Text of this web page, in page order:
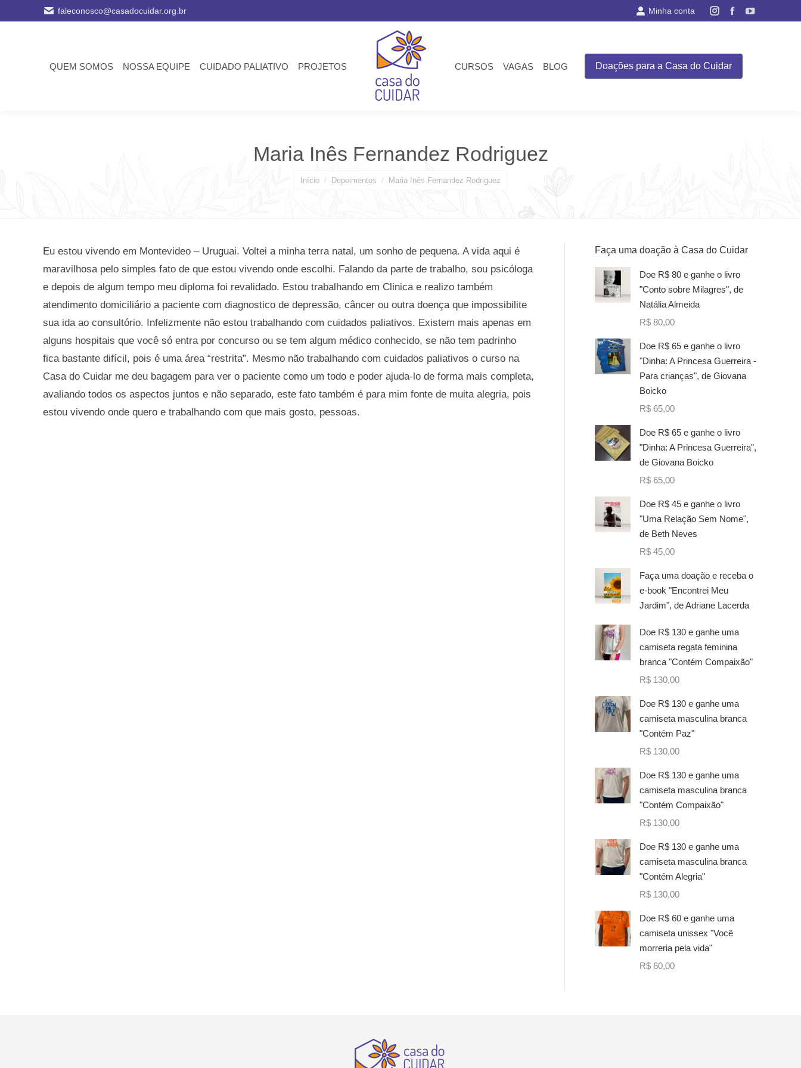
faleconosco@casadocuidar.org.br Minha conta
Instagram
in
new
Facebook
in
new
YouTube
QUEM SOMOS NOSSA EQUIPE CUIDADO PALIATIVO PROJETOS CURSOS VAGAS BLOG Doações para a Casa do Cuidar
Maria Inês Fernandez Rodriguez
Você está aqui:
Início Depoimentos Maria Inês Fernandez Rodriguez
Eu estou vivendo em Montevideo – Uruguai. Voltei a minha terra natal, um sonho de pequena. A vida aqui é
maravilhosa pelo simples fato de que estou vivendo onde escolhi. Falando da parte de trabalho, sou psicóloga
e depois de algum tempo meu diploma foi revalidado. Estou trabalhando em Clinica e realizo também
atendimento domiciliário a paciente com diagnostico de depressão, câncer ou outra doença que impossibilite
sua ida ao consultório. Infelizmente não estou trabalhando com cuidados paliativos. Existem mais apenas em
alguns hospitais que você só entra por concurso ou se tem algum médico conhecido, se não tem padrinho
fica bastante difícil, pois é uma área “restrita”. Mesmo não trabalhando com cuidados paliativos o curso na
Casa do Cuidar me deu bagagem para ver o paciente como um todo e poder ajuda-lo de forma mais completa,
avaliando todos os aspectos juntos e não separado, este fato também é para mim fonte de muita alegria, pois
estou vivendo onde quero e trabalhando com que mais gosto, pessoas.
Faça uma doação à Casa do Cuidar
Doe R$ 80 e ganhe o livro
"Conto sobre Milagres", de
Natália Almeida
R$ 80,00
Doe R$ 65 e ganhe o livro
"Dinha: A Princesa Guerreira -
Para crianças", de Giovana
Boicko
R$ 65,00
Doe R$ 65 e ganhe o livro
"Dinha: A Princesa Guerreira",
de Giovana Boicko
R$ 65,00
Doe R$ 45 e ganhe o livro
"Uma Relação Sem Nome",
de Beth Neves
R$ 45,00
Faça uma doação e receba o
e-book "Encontrei Meu
Jardim", de Adriane Lacerda
Doe R$ 130 e ganhe uma
camiseta regata feminina
branca "Contém Compaixão"
R$ 130,00
Doe R$ 130 e ganhe uma
camiseta masculina branca
"Contém Paz"
R$ 130,00
Doe R$ 130 e ganhe uma
camiseta masculina branca
"Contém Compaixão"
R$ 130,00
Doe R$ 130 e ganhe uma
camiseta masculina branca
"Contém Alegria"
R$ 130,00
Doe R$ 60 e ganhe uma
camiseta unissex "Você
morreria pela vida"
R$ 60,00